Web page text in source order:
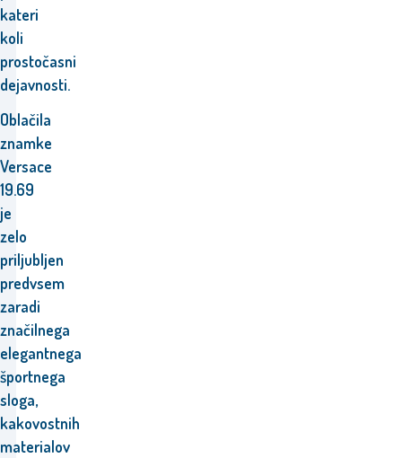
kateri
koli
prostočasni
dejavnosti.
Oblačila
znamke
Versace
19.69
je
zelo
priljubljen
predvsem
zaradi
značilnega
elegantnega
športnega
sloga,
kakovostnih
materialov